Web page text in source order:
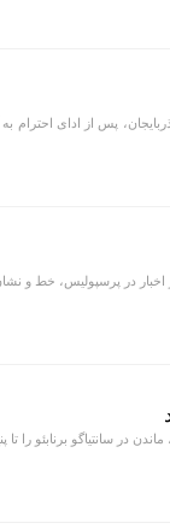
پس از ادای احترام به
اخبار در پرسپولیس، خط و
در سانتیاگو برنابئو را تا